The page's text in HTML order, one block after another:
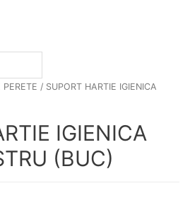
/ SUPORT HARTIE IGIENICA
IGIENICA
(BUC)